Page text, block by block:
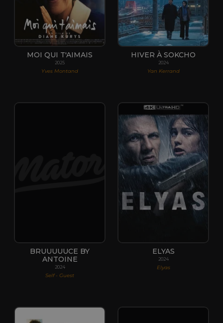
MOI QUI T'AIMAIS
2025
Yves Montand
HIVER À SOKCHO
2024
Yan Kerrand
BRUUUUUCE BY
ANTOINE
2024
Self - Guest
ELYAS
2024
Elyas